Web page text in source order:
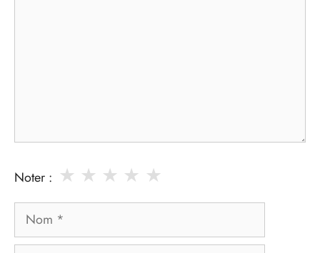
Noter : ★
★
★
★
★
Nom